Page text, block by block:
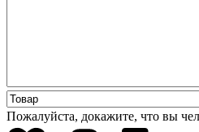
Пожалуйста, докажите, что вы